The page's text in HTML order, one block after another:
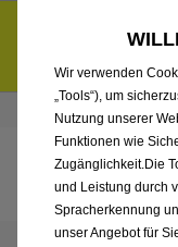
Händlerbereich
6.000 € staatliche
Wir verwenden
„Tools“), um
Nutzung unserer
Funktionen wie
Zugänglichkeit.Die
und Leistung durch
Spracherkennung
unser Angebot für